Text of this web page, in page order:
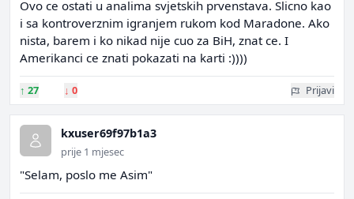
Ovo ce ostati u analima svjetskih prvenstava. Slicno kao
i sa kontroverznim igranjem rukom kod Maradone. Ako
nista, barem i ko nikad nije cuo za BiH, znat ce. I
Amerikanci ce znati pokazati na karti :))))
↑ 27 ↓ 0 Prijavi
kxuser69f97b1a3
prije 1 mjesec
"Selam, poslo me Asim"